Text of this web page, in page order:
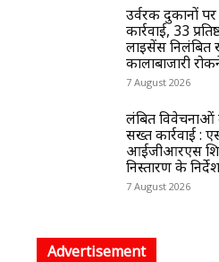
उर्वरक दुकानों
कार्रवाई, 33
लाइसेंस
कालाबाजारी
7 August 2026
लंबित विवेचनाओं
सख्त कार्रवाई :
आईजीआरएस
निस्तारण के
7 August 2026
Advertisement